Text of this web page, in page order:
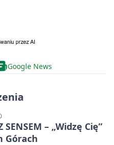
Google News
SENSEM – „Widzę Cię”
Górach